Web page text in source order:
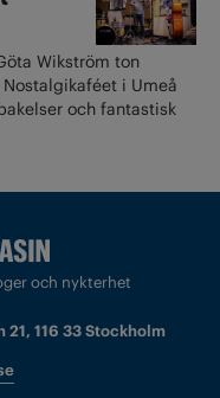
Wikström ton
i Umeå
och fantastisk
och nykterhet
116 33 Stockholm